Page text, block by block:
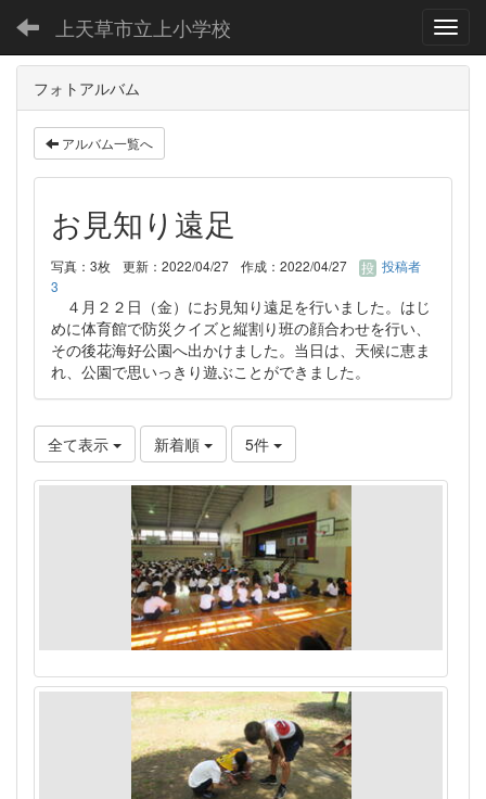
上天草市立上小学校
フォトアルバム
アルバム一覧へ
お見知り遠足
写真：3枚 更新：2022/04/27 作成：2022/04/27
投稿者
3
４月２２日（金）にお見知り遠足を行いました。はじ
めに体育館で防災クイズと縦割り班の顔合わせを行い、
その後花海好公園へ出かけました。当日は、天候に恵ま
れ、公園で思いっきり遊ぶことができました。
全て表示 新着順 5件